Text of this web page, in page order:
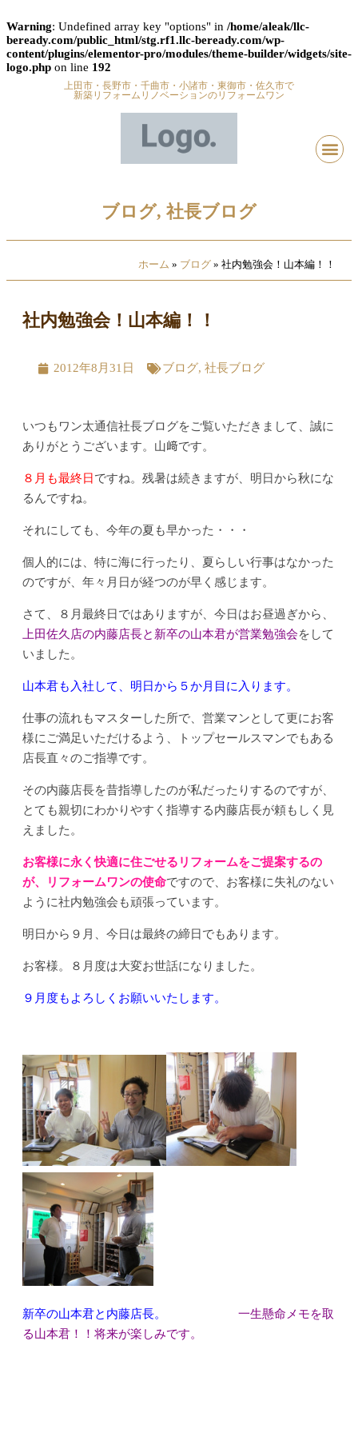
Warning: Undefined array key "options" in /home/aleak/llc-
beready.com/public_html/stg.rf1.llc-beready.com/wp-
content/plugins/elementor-pro/modules/theme-builder/widgets/site-
logo.php on line 192
上田市・長野市・千曲市・小諸市・東御市・佐久市で
新築リフォームリノベーションのリフォームワン
ブログ, 社長ブログ
ホーム » ブログ » 社内勉強会！山本編！！
社内勉強会！山本編！！
2012年8月31日 ブログ, 社長ブログ
いつもワン太通信社長ブログをご覧いただきまして、誠に
ありがとうございます。山﨑です。
８月も最終日 ですね。残暑は続きますが、明日から秋にな
るんですね。
それにしても、今年の夏も早かった・・・
個人的には、特に海に行ったり、夏らしい行事はなかった
のですが、年々月日が経つのが早く感じます。
さて、８月最終日ではありますが、今日はお昼過ぎから、
上田佐久店の内藤店長と新卒の山本君が営業勉強会をして
いました。
山本君も入社して、明日から５か月目に入ります。
仕事の流れもマスターした所で、営業マンとして更にお客
様にご満足いただけるよう、トップセールスマンでもある
店長直々のご指導です。
その内藤店長を昔指導したのが私だったりするのですが、
とても親切にわかりやすく指導する内藤店長が頼もしく見
えました。
お客様に永く快適に住ごせるリフォームをご提案するの
が、リフォームワンの使命ですので、お客様に失礼のない
ように社内勉強会も頑張っています。
明日から９月、今日は最終の締日でもあります。
お客様。８月度は大変お世話になりました。
９月度もよろしくお願いいたします。
新卒の山本君と内藤店長。
一生懸命メモを取
る山本君！！将来が楽しみです。